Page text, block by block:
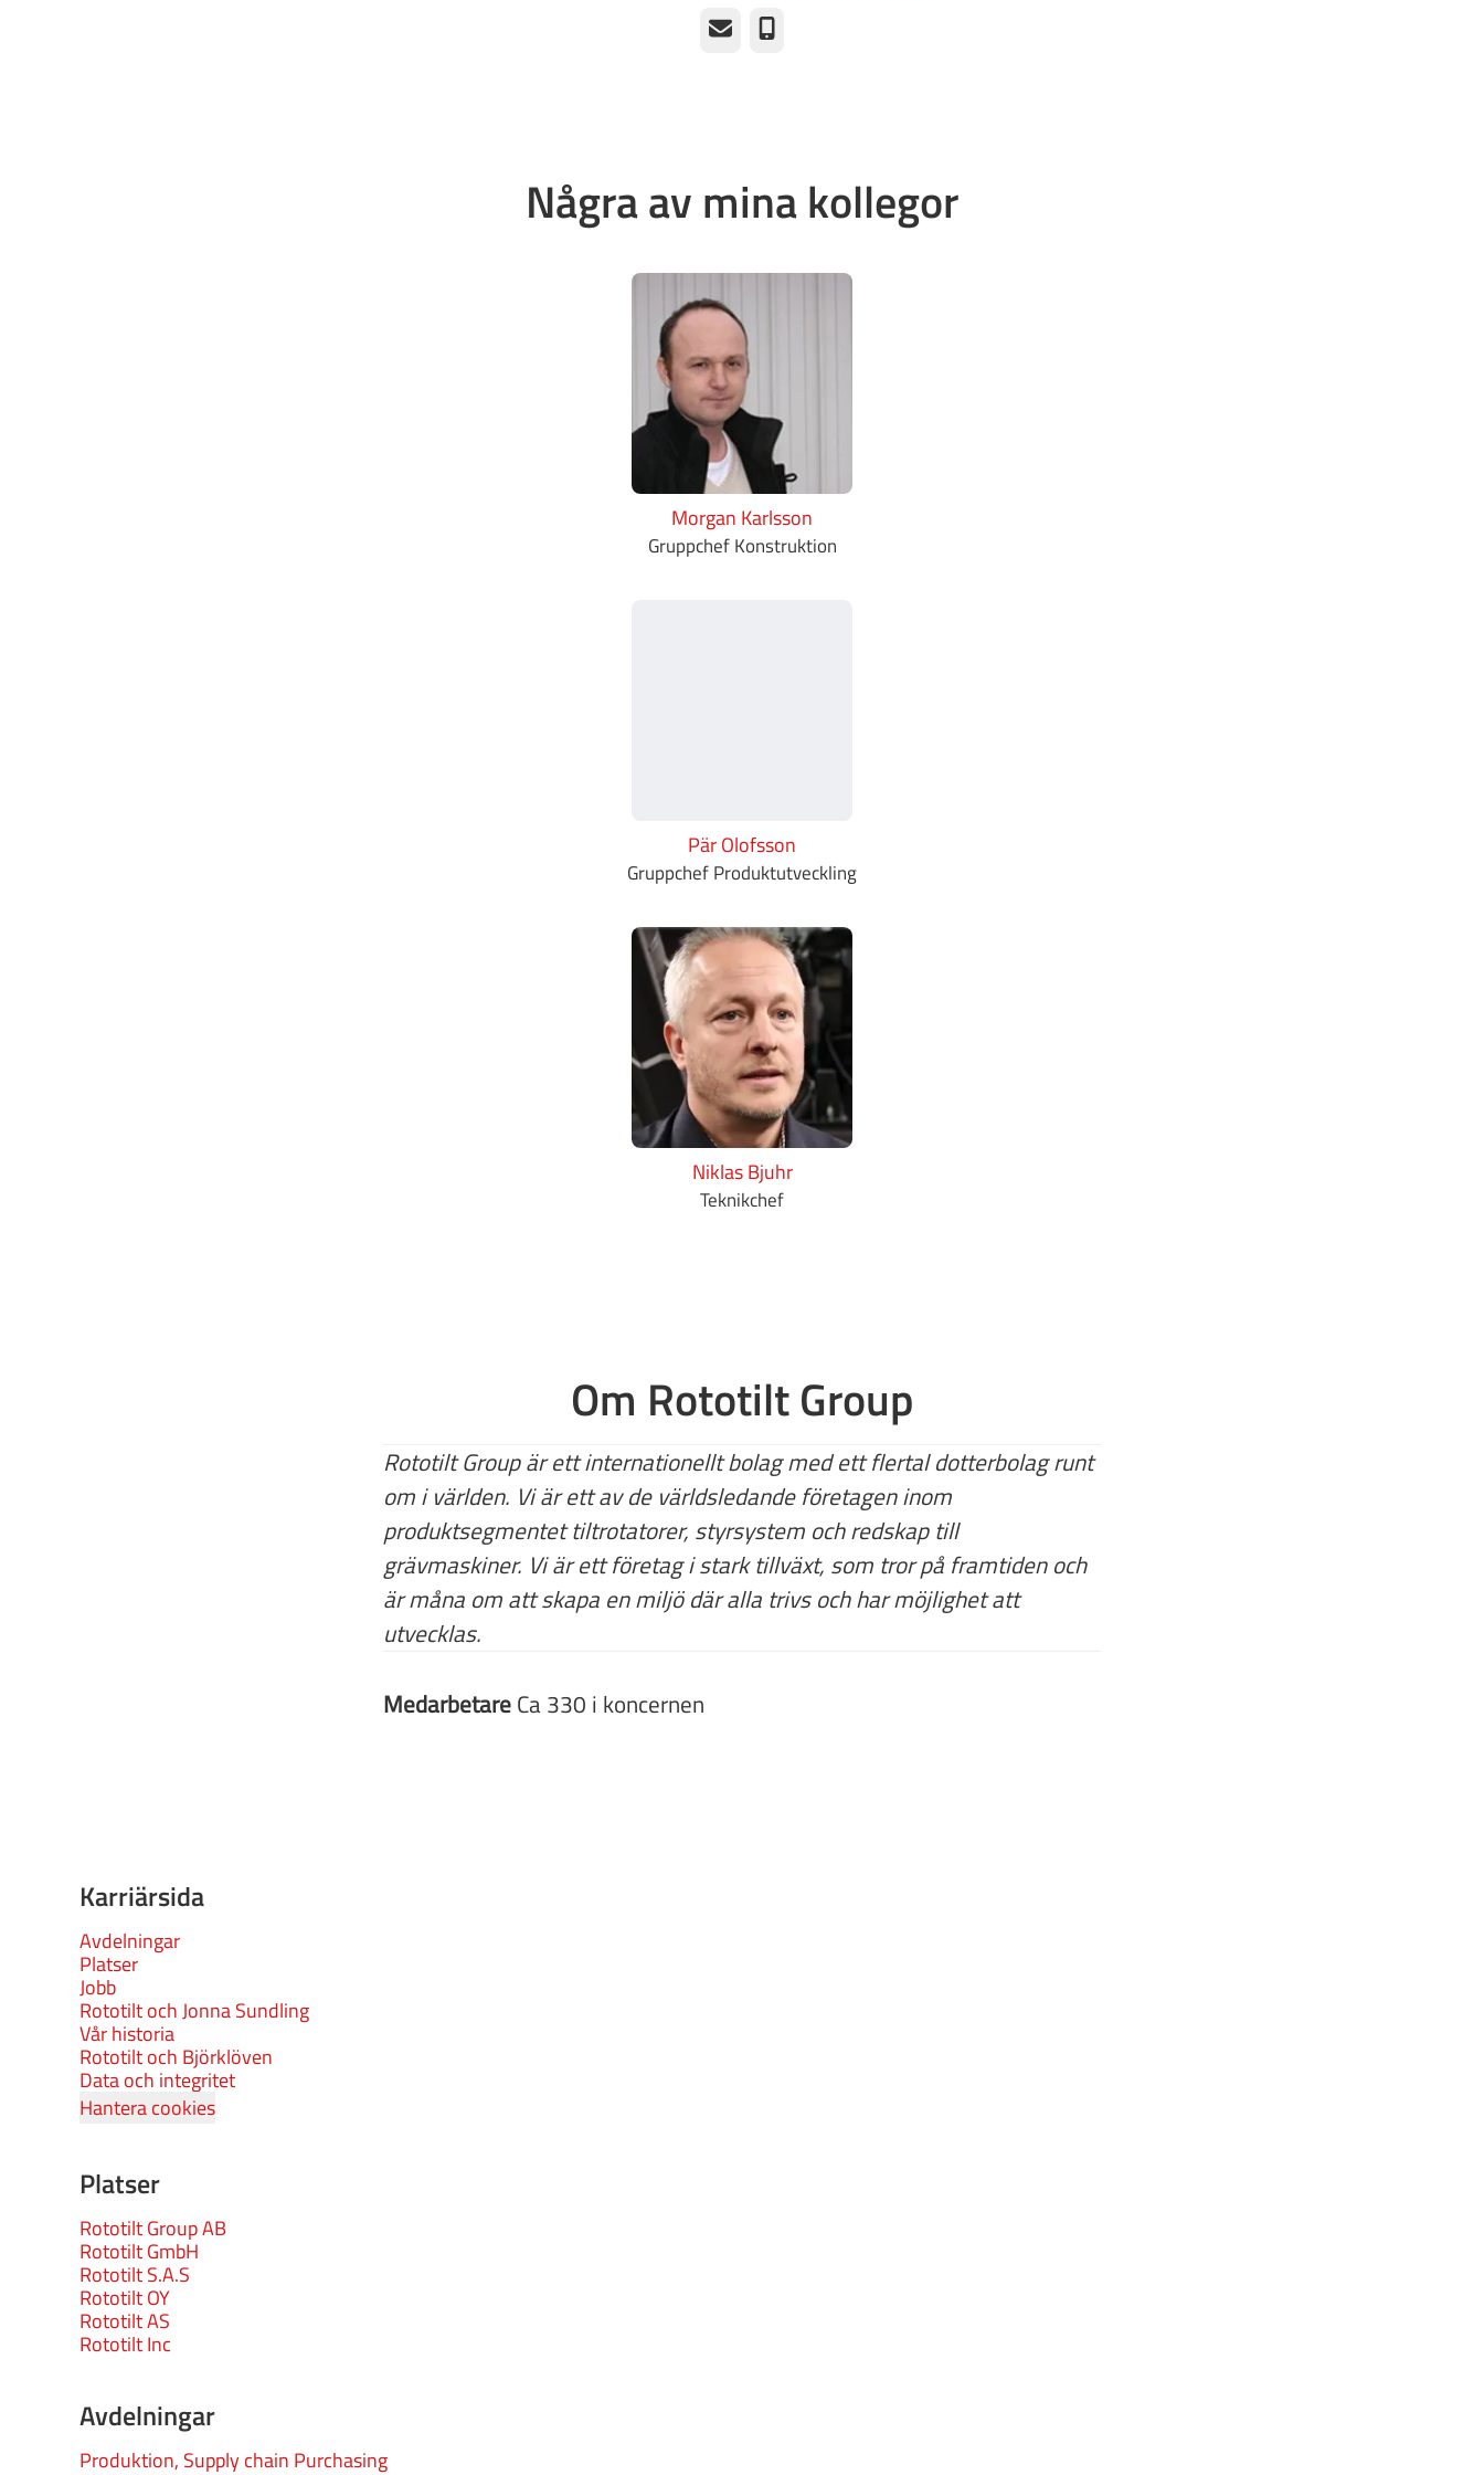
E-postTelefon
Några av mina kollegor
Morgan Karlsson
Gruppchef Konstruktion
Pär Olofsson
Gruppchef Produktutveckling
Niklas Bjuhr
Teknikchef
Om Rototilt Group
Rototilt Group är ett internationellt bolag med ett flertal dotterbolag runt
om i världen. Vi är ett av de världsledande företagen inom
produktsegmentet tiltrotatorer, styrsystem och redskap till
grävmaskiner. Vi är ett företag i stark tillväxt, som tror på framtiden och
är måna om att skapa en miljö där alla trivs och har möjlighet att
utvecklas.
MedarbetareCa 330 i koncernen
Karriärsida
Avdelningar
Platser
Jobb
Rototilt och Jonna Sundling
Vår historia
Rototilt och Björklöven
Data och integritet
Hantera cookies
Platser
Rototilt Group AB
Rototilt GmbH
Rototilt S.A.S
Rototilt OY
Rototilt AS
Rototilt Inc
Avdelningar
Produktion, Supply chain Purchasing